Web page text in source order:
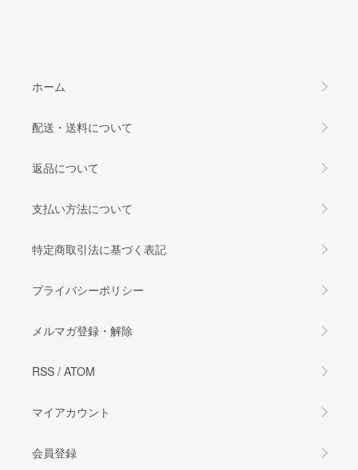
ホーム
配送・送料について
返品について
支払い方法について
特定商取引法に基づく表記
プライバシーポリシー
メルマガ登録・解除
RSS / ATOM
マイアカウント
会員登録